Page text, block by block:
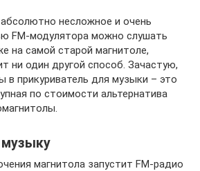
несложное и очень
FM-модулятора можно слушать
на самой старой магнитоле,
ни один другой способ. Зачастую,
в прикуриватель для музыки – это
по стоимости альтернатива
музыку
магнитола запустит FM-радио